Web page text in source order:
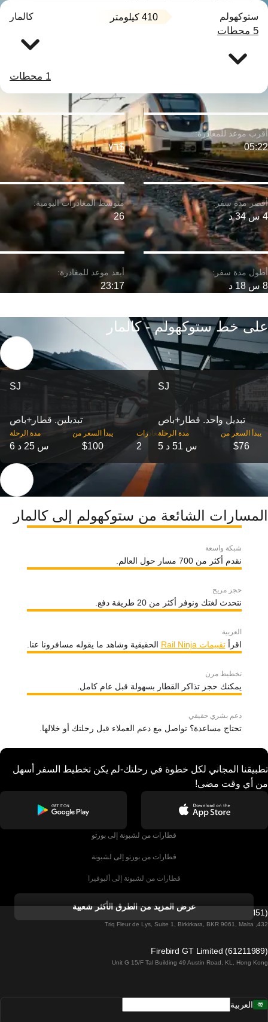
ستوكهولم 410 كيلومتر كالمار
5 محطات
1 محطات
4 س 34 د
05:22
8 س 18 د
$٧٦
26
23:17
على خط ستوكهولم - كالمار
SJ
تبديلين. قطار+باص
مدة الرحلة
6 س 25 د
‎يبدأ السعر من
$100
‎المغادرات
2
SJ
تبديل واحد. قطار+باص
مدة الرحلة
5 س 51 د
‎يبدأ السعر من
$76
المسارات الشائعة من ستوكهولم إلى كالمار
شبكة واسعة
نقدم أكثر من 700 مسار حول العالم.
حجز مريح
نتحدث لغتك ونوفر أكثر من 20 طريقة دفع.
العربية
اقرأتقييمات Rail Ninja الحقيقية وشاهد ما يقوله مسافرونا عنا.
تخطيط مرن
يمكنك حجز تذاكر القطار بسهولة قبل عام كامل.
دعم بشري حقيقي
تحتاج مساعدة؟ تواصل مع دعم العملاء قبل رحلتك أو خلالها.
تطبيقنا المجاني لكل خطوة في رحلتك-لم يكن تخطيط السفر أسهل
من أي وقت مضى!
قطارات من لشبونة إلى بورتو
قطارات من بورتو إلى لشبونة
قطارات من لشبونة إلى ألبوفيرا
قطارات من ألبوفيرا إلى لشبونة
قطارات من لشبونة إلى لاغوس
قطارات من لشبونة إلى مدريد
عرض المزيد من الطرق الأكثر شعبية
Firebird GT Limited (OC 1451)
432, Triq Fleur de Lys, Suite 1, Birkirkara, BKR 9061, Malta
Firebird GT Limited (61211989)
Unit G 15/F Tal Building 49 Austin Road, KL, Hong Kong
العربية